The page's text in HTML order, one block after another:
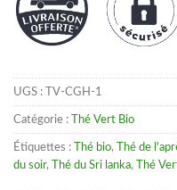
UGS : TV-CGH-1
Catégorie : Thé Vert Bio
Étiquettes : Thé bio, Thé de
du soir, Thé du Sri lanka, Thé